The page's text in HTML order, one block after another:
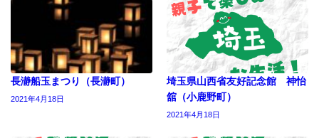
長瀞船玉まつり（長瀞町）
2021年4月18日
埼玉県山西省友好記念館 神怡
舘（小鹿野町）
2021年4月18日